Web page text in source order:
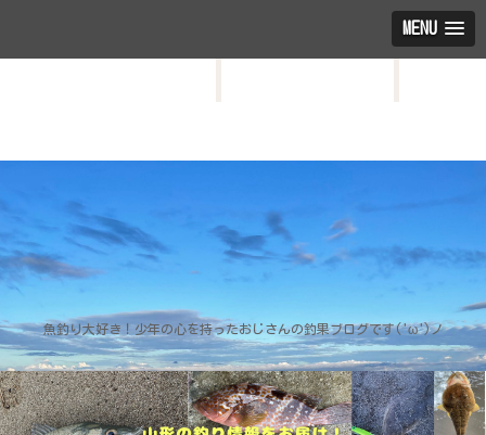
MENU
魚釣り大好き！少年の心を持ったおじさんの釣果ブログです('ω')ノ